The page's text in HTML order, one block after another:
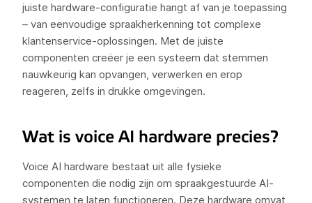
juiste hardware-configuratie hangt af van je toepassing
– van eenvoudige spraakherkenning tot complexe
klantenservice-oplossingen. Met de juiste
componenten creëer je een systeem dat stemmen
nauwkeurig kan opvangen, verwerken en erop
reageren, zelfs in drukke omgevingen.
Wat is voice AI hardware precies?
Voice AI hardware bestaat uit alle fysieke
componenten die nodig zijn om spraakgestuurde AI-
systemen te laten functioneren. Deze hardware omvat